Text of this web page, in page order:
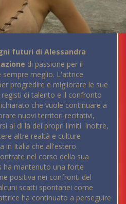
futuri di Alessandra
di passione per il
meglio. L'attrice
progredire e migliorare le sue
di talento e il confronto
che vuole continuare a
nuovi territori recitativi,
al di là dei propri limiti. Inoltre,
altre realtà e culture
in Italia che all'estero.
nel corso della sua
ha mantenuto una forte
positiva nei confronti del
scatti spontanei come
ha continuato a perseguire